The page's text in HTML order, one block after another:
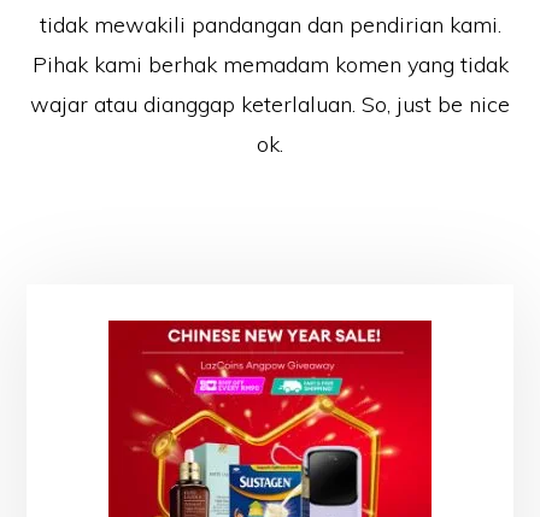
tidak mewakili pandangan dan pendirian kami.
Pihak kami berhak memadam komen yang tidak
wajar atau dianggap keterlaluan. So, just be nice
ok.